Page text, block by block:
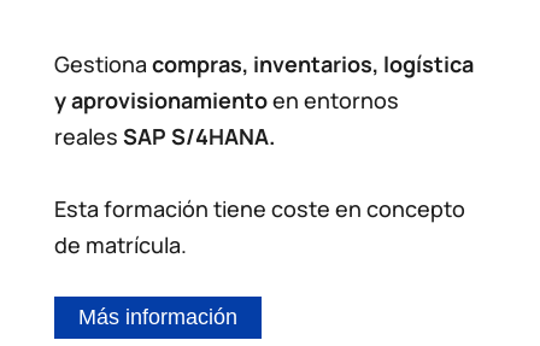
Gestiona compras, inventarios, logística
y aprovisionamientoen entornos
reales SAP S/4HANA.
Esta formación tiene coste en concepto
de matrícula.
Más información